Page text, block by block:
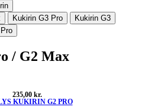
Kukirin G3 Pro
Kukirin G3
/ G2 Max
235,00 kr.
KUKIRIN G2 PRO